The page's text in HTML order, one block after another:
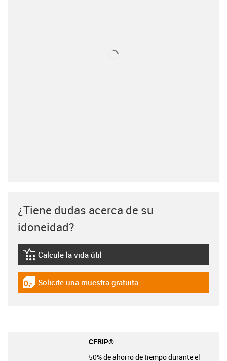
¿Tiene dudas acerca de su
idoneidad?
igus-icon-lebensdauerrechner
Calcule la vida útil
igus-icon-gratismuster
Solicite una muestra gratuita
CFRIP®
50% de ahorro de tiempo durante el